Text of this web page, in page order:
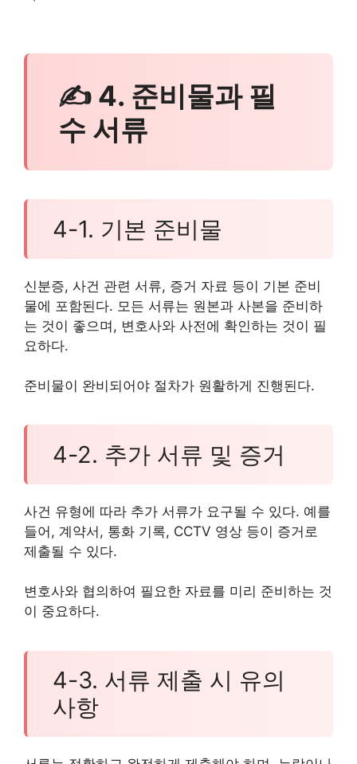
✍ 4. 준비물과 필
수 서류
4-1. 기본 준비물
신분증, 사건 관련 서류, 증거 자료 등이 기본 준비
물에 포함된다. 모든 서류는 원본과 사본을 준비하
는 것이 좋으며, 변호사와 사전에 확인하는 것이 필
요하다.
준비물이 완비되어야 절차가 원활하게 진행된다.
4-2. 추가 서류 및 증거
사건 유형에 따라 추가 서류가 요구될 수 있다. 예를
들어, 계약서, 통화 기록, CCTV 영상 등이 증거로
제출될 수 있다.
변호사와 협의하여 필요한 자료를 미리 준비하는 것
이 중요하다.
4-3. 서류 제출 시 유의
사항